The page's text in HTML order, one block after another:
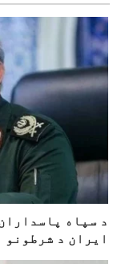
د سپاه
ایران د